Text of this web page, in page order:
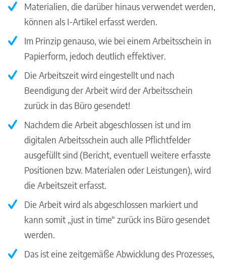
Materialien, die darüber hinaus verwendet werden,
können als I-Artikel erfasst werden.
Im Prinzip genauso, wie bei einem Arbeitsschein in
Papierform, jedoch deutlich effektiver.
Die Arbeitszeit wird eingestellt und nach
Beendigung der Arbeit wird der Arbeitsschein
zurück in das Büro gesendet!
Nachdem die Arbeit abgeschlossen ist und im
digitalen Arbeitsschein auch alle Pflichtfelder
ausgefüllt sind (Bericht, eventuell weitere erfasste
Positionen bzw. Materialen oder Leistungen), wird
die Arbeitszeit erfasst.
Die Arbeit wird als abgeschlossen markiert und
kann somit „just in time“ zurück ins Büro gesendet
werden.
Das ist eine zeitgemäße Abwicklung des Prozesses,